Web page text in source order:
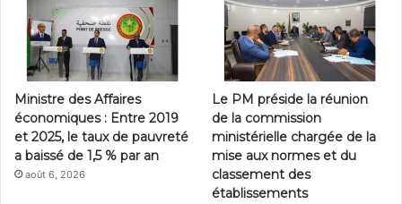
Ministre des Affaires
économiques : Entre 2019
et 2025, le taux de pauvreté
a baissé de 1,5 % par an
août 6, 2026
Le PM préside la réunion
de la commission
ministérielle chargée de la
mise aux normes et du
classement des
établissements